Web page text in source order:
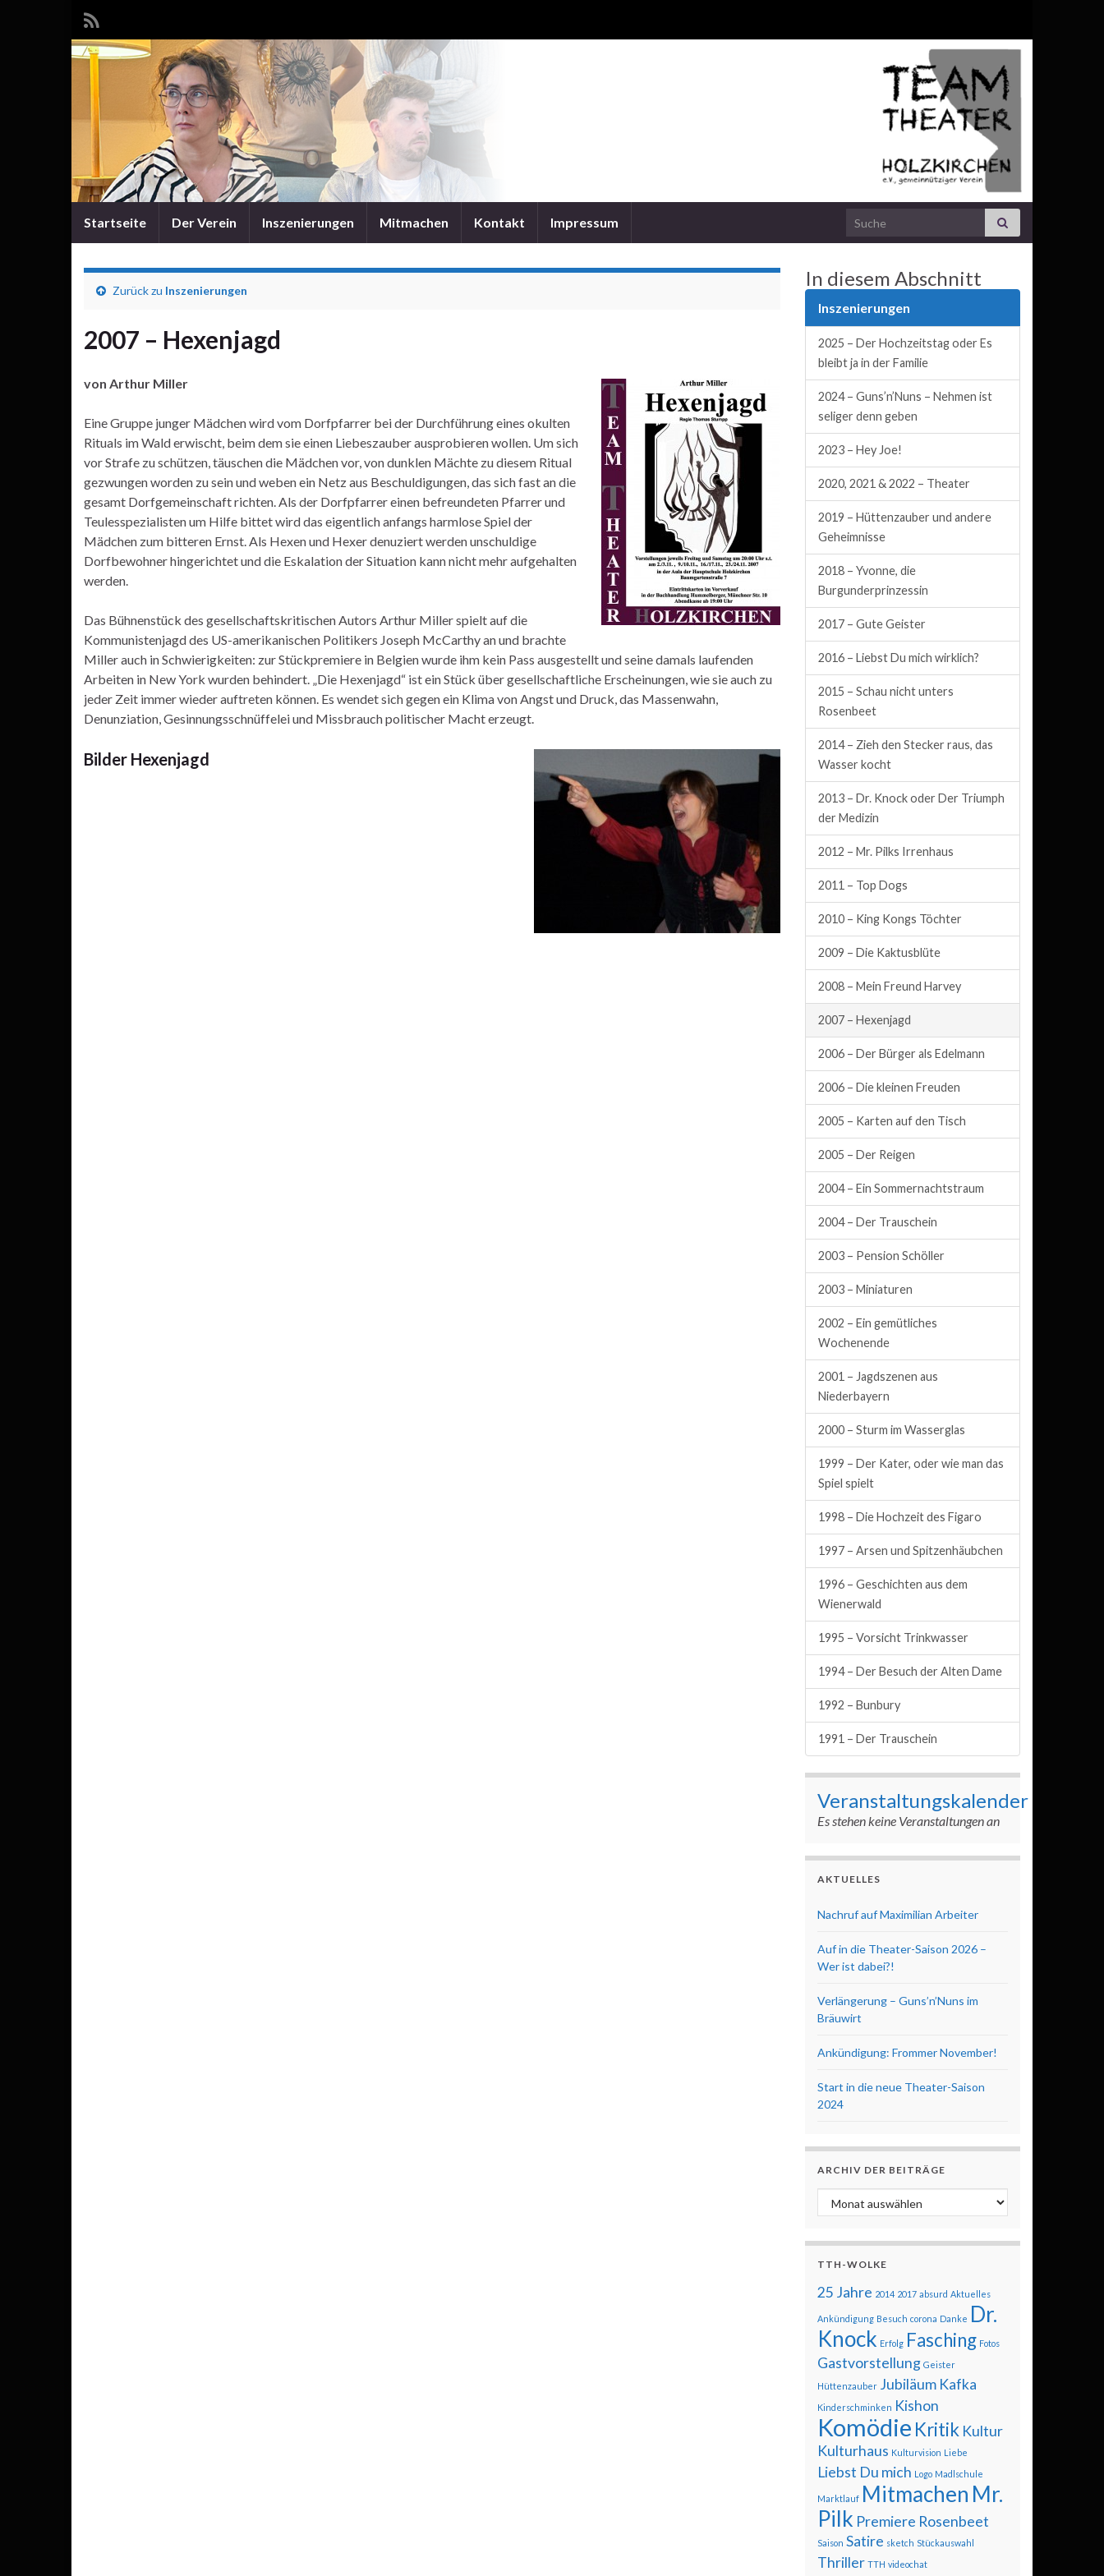
Startseite Der Verein Inszenierungen Mitmachen Kontakt Impressum Search for:
Zurück zu Inszenierungen
2007 – Hexenjagd
von Arthur Miller
Eine Gruppe junger Mädchen wird vom Dorfpfarrer bei der Durchführung eines okulten
Rituals im Wald erwischt, beim dem sie einen Liebeszauber ausprobieren wollen. Um sich
vor Strafe zu schützen, täuschen die Mädchen vor, von dunklen Mächte zu diesem Ritual
gezwungen worden zu sein und weben ein Netz aus Beschuldigungen, das sich fast an die
gesamt Dorfgemeinschaft richten. Als der Dorfpfarrer einen befreundeten Pfarrer und
Teulesspezialisten um Hilfe bittet wird das eigentlich anfangs harmlose Spiel der
Mädchen zum bitteren Ernst. Als Hexen und Hexer denuziert werden unschuldige
Dorfbewohner hingerichtet und die Eskalation der Situation kann nicht mehr aufgehalten
werden.
Das Bühnenstück des gesellschaftskritischen Autors Arthur Miller spielt auf die
Kommunistenjagd des US-amerikanischen Politikers Joseph McCarthy an und brachte
Miller auch in Schwierigkeiten: zur Stückpremiere in Belgien wurde ihm kein Pass ausgestellt und seine damals laufenden
Arbeiten in New York wurden behindert. „Die Hexenjagd“ ist ein Stück über gesellschaftliche Erscheinungen, wie sie auch zu
jeder Zeit immer wieder auftreten können. Es wendet sich gegen ein Klima von Angst und Druck, das Massenwahn,
Denunziation, Gesinnungsschnüffelei und Missbrauch politischer Macht erzeugt.
Bilder Hexenjagd
In diesem Abschnitt
Inszenierungen
2025 – Der Hochzeitstag oder Es
bleibt ja in der Familie
2024 – Guns’n’Nuns – Nehmen ist
seliger denn geben
2023 – Hey Joe!
2020, 2021 & 2022 – Theater
2019 – Hüttenzauber und andere
Geheimnisse
2018 – Yvonne, die
Burgunderprinzessin
2017 – Gute Geister
2016 – Liebst Du mich wirklich?
2015 – Schau nicht unters
Rosenbeet
2014 – Zieh den Stecker raus, das
Wasser kocht
2013 – Dr. Knock oder Der Triumph
der Medizin
2012 – Mr. Pilks Irrenhaus
2011 – Top Dogs
2010 – King Kongs Töchter
2009 – Die Kaktusblüte
2008 – Mein Freund Harvey
2007 – Hexenjagd
2006 – Der Bürger als Edelmann
2006 – Die kleinen Freuden
2005 – Karten auf den Tisch
2005 – Der Reigen
2004 – Ein Sommernachtstraum
2004 – Der Trauschein
2003 – Pension Schöller
2003 – Miniaturen
2002 – Ein gemütliches
Wochenende
2001 – Jagdszenen aus
Niederbayern
2000 – Sturm im Wasserglas
1999 – Der Kater, oder wie man das
Spiel spielt
1998 – Die Hochzeit des Figaro
1997 – Arsen und Spitzenhäubchen
1996 – Geschichten aus dem
Wienerwald
1995 – Vorsicht Trinkwasser
1994 – Der Besuch der Alten Dame
1992 – Bunbury
1991 – Der Trauschein
Veranstaltungskalender
Es stehen keine Veranstaltungen an
AKTUELLES
Nachruf auf Maximilian Arbeiter
Auf in die Theater-Saison 2026 –
Wer ist dabei?!
Verlängerung – Guns’n’Nuns im
Bräuwirt
Ankündigung: Frommer November!
Start in die neue Theater-Saison
2024
ARCHIV DER BEITRÄGE
Archiv der Beiträge
TTH-WOLKE
25 Jahre 2014 2017 absurd Aktuelles
Ankündigung Besuch corona Danke Dr.
Knock Erfolg Fasching Fotos
Gastvorstellung Geister
Hüttenzauber Jubiläum Kafka
Kinderschminken Kishon
Komödie Kritik Kultur
Kulturhaus Kulturvision Liebe
Liebst Du mich Logo Madlschule
Marktlauf Mitmachen Mr.
Pilk Premiere Rosenbeet
Saison Satire sketch Stückauswahl
Thriller TTH videochat